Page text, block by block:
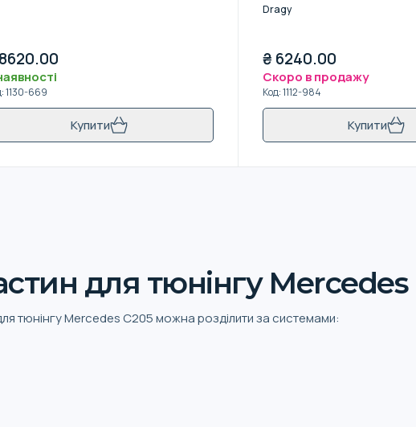
8620.00
:1130-669
Купити
Dragy
₴ 6240.00
Скоро в продажу
Код:1112-984
Купити
для тюнінгу Mercedes
тюнінгу Mercedes C205 можна розділити за системами: